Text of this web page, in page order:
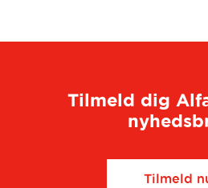
Tilmeld dig
Tilmeld